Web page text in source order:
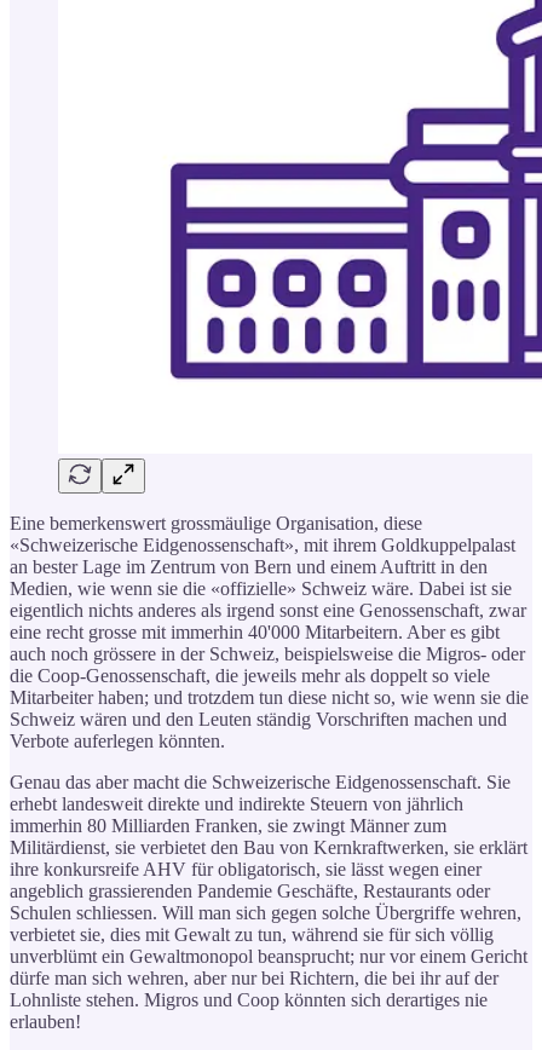
Eine bemerkenswert grossmäulige Organisation, diese
«Schweizerische Eidgenossenschaft», mit ihrem Goldkuppelpalast
an bester Lage im Zentrum von Bern und einem Auftritt in den
Medien, wie wenn sie die «offizielle» Schweiz wäre. Dabei ist sie
eigentlich nichts anderes als irgend sonst eine Genossenschaft, zwar
eine recht grosse mit immerhin 40'000 Mitarbeitern. Aber es gibt
auch noch grössere in der Schweiz, beispielsweise die Migros- oder
die Coop-Genossenschaft, die jeweils mehr als doppelt so viele
Mitarbeiter haben; und trotzdem tun diese nicht so, wie wenn sie die
Schweiz wären und den Leuten ständig Vorschriften machen und
Verbote auferlegen könnten.
Genau das aber macht die Schweizerische Eidgenossenschaft. Sie
erhebt landesweit direkte und indirekte Steuern von jährlich
immerhin 80 Milliarden Franken, sie zwingt Männer zum
Militärdienst, sie verbietet den Bau von Kernkraftwerken, sie erklärt
ihre konkursreife AHV für obligatorisch, sie lässt wegen einer
angeblich grassierenden Pandemie Geschäfte, Restaurants oder
Schulen schliessen. Will man sich gegen solche Übergriffe wehren,
verbietet sie, dies mit Gewalt zu tun, während sie für sich völlig
unverblümt ein Gewaltmonopol beansprucht; nur vor einem Gericht
dürfe man sich wehren, aber nur bei Richtern, die bei ihr auf der
Lohnliste stehen. Migros und Coop könnten sich derartiges nie
erlauben!